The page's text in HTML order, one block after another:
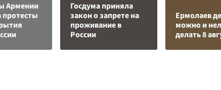
Армении
Госдума приняла
закон о запрете на
проживание в
России
Ермолаев
можно и
делать 8